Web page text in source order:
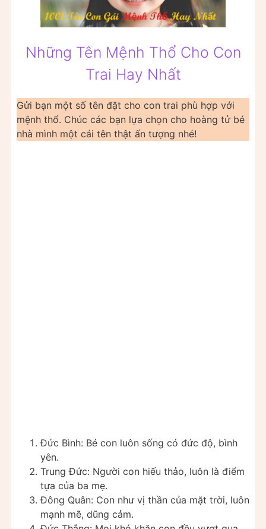
Những Tên Mệnh Thổ Cho Con
Trai Hay Nhất
Gửi bạn một số tên đặt cho con trai phù hợp với
mệnh thổ. Chúc các bạn lựa chọn cho hoàng tử bé
nhà mình một cái tên thật ấn tượng nhé!
Đức Bình: Bé con luôn sống có đức độ, bình
yên.
Trung Đức: Người con hiếu thảo, luôn là điểm
tựa của ba mẹ.
Đông Quân: Con như vị thần của mặt trời, luôn
mạnh mẽ, dũng cảm.